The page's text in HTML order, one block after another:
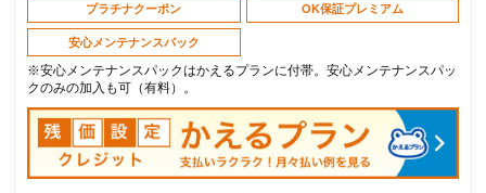
プラチナクーポン OK保証プレミアム
安心メンテナンスパック
※安心メンテナンスパックはかえるプランに付帯。安心メンテナンスパッ
クのみの加入も可（有料）。